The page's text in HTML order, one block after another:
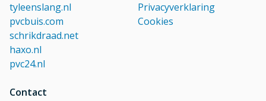
tyleenslang.nl
pvcbuis.com
schrikdraad.net
haxo.nl
pvc24.nl
Privacyverklaring
Cookies
Contact